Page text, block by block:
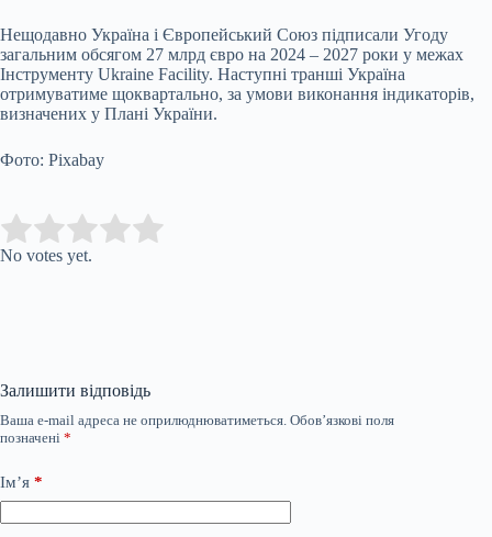
Нещодавно Україна і Європейський Союз підписали Угоду
загальним обсягом 27 млрд євро на 2024 – 2027 роки у межах
Інструменту Ukraine Facility. Наступні транші Україна
отримуватиме щоквартально, за умови виконання індикаторів,
визначених у Плані України.
Фото: Pixabay
Rate this item:
No votes yet.
Залишити відповідь
Ваша e-mail адреса не оприлюднюватиметься. Обов’язкові поля
позначені *
Ім’я *